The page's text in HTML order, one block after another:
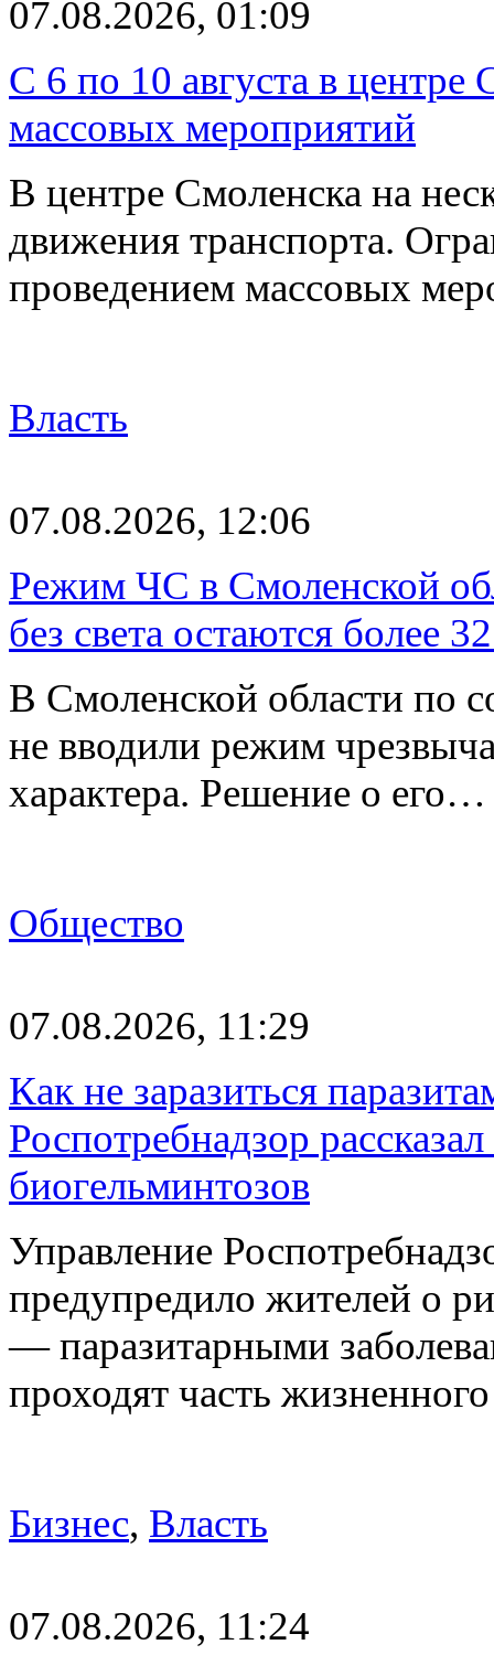
07.08.2026, 01:09
С 6 по 10 августа в центре
массовых мероприятий
В центре Смоленска на
движения транспорта.
проведением массовых
Власть
07.08.2026, 12:06
Режим ЧС в Смоленской
без света остаются более
В Смоленской области по
не вводили режим
характера. Решение о его…
Общество
07.08.2026, 11:29
Как не заразиться
Роспотребнадзор
биогельминтозов
Управление
предупредило жителей о
— паразитарными
проходят часть
Бизнес, Власть
07.08.2026, 11:24